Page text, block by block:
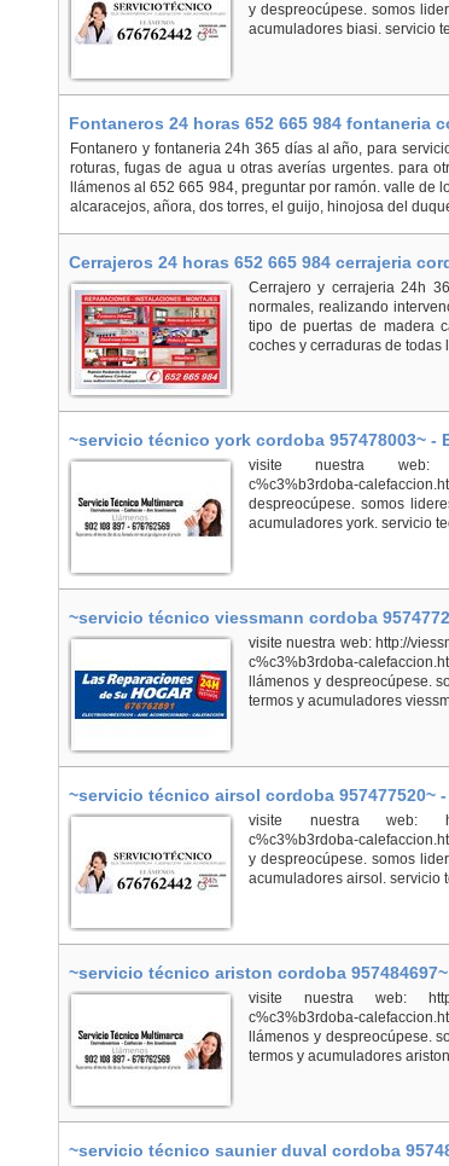
y despreocúpese. somos
acumuladores biasi. servicio
Fontaneros 24 horas 652 665 984 fontaneria
Fontanero y fontaneria 24h 365 días al año, para
roturas, fugas de agua u otras averías urgentes. para
llámenos al 652 665 984, preguntar por ramón. valle
alcaracejos, añora, dos torres, el guijo, hinojosa del
Cerrajeros 24 horas 652 665 984 cerrajeria
Cerrajero y cerrajeria 24h
normales, realizando
tipo de puertas de madera
coches y cerraduras de todas
~servicio técnico york cordoba 957478003~ -
visite nuestra web: http://
c%c3%b3rdoba-
despreocúpese. somos
acumuladores york. servicio
~servicio técnico viessmann cordoba
visite nuestra web: http://
c%c3%b3rdoba-
llámenos y despreocúpese.
termos y acumuladores
~servicio técnico airsol cordoba 957477520~
visite nuestra web: http://
c%c3%b3rdoba-
y despreocúpese. somos
acumuladores airsol. servicio
~servicio técnico ariston cordoba
visite nuestra web: http://
c%c3%b3rdoba-
llámenos y despreocúpese.
termos y acumuladores
~servicio técnico saunier duval cordoba